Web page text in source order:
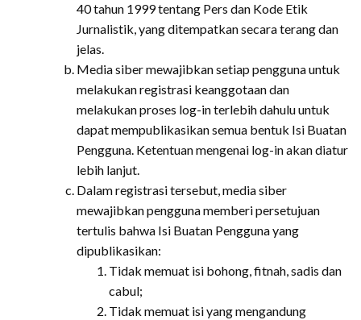
40 tahun 1999 tentang Pers dan Kode Etik
Jurnalistik, yang ditempatkan secara terang dan
jelas.
Media siber mewajibkan setiap pengguna untuk
melakukan registrasi keanggotaan dan
melakukan proses log-in terlebih dahulu untuk
dapat mempublikasikan semua bentuk Isi Buatan
Pengguna. Ketentuan mengenai log-in akan diatur
lebih lanjut.
Dalam registrasi tersebut, media siber
mewajibkan pengguna memberi persetujuan
tertulis bahwa Isi Buatan Pengguna yang
dipublikasikan:
Tidak memuat isi bohong, fitnah, sadis dan
cabul;
Tidak memuat isi yang mengandung